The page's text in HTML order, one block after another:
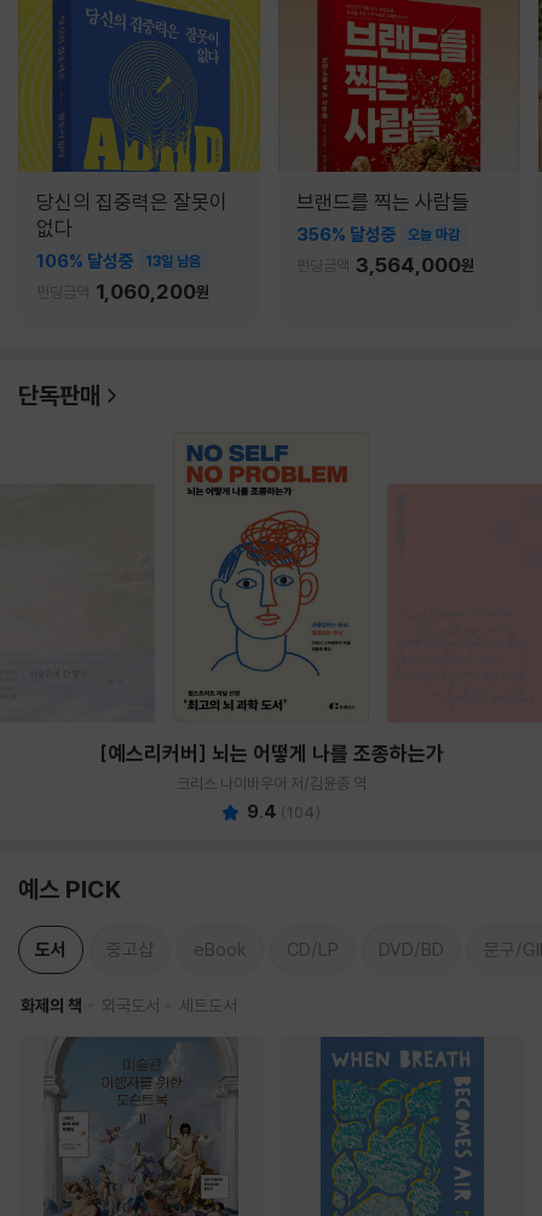
당신의 집중력은 잘못이
없다
106% 달성중 13일 남음
펀딩금액 1,060,200원
브랜드를 찍는 사람들
356% 달성중 오늘 마감
펀딩금액 3,564,000원
단독판매
[예스리커버] 뇌는 어떻게 나를 조종하는가
크리스 나이바우어 저/김윤종 역
9.4 (104)
예스 PICK
도서 중고샵 eBook CD/LP DVD/BD 문구/
화제의 책 외국도서 세트도서